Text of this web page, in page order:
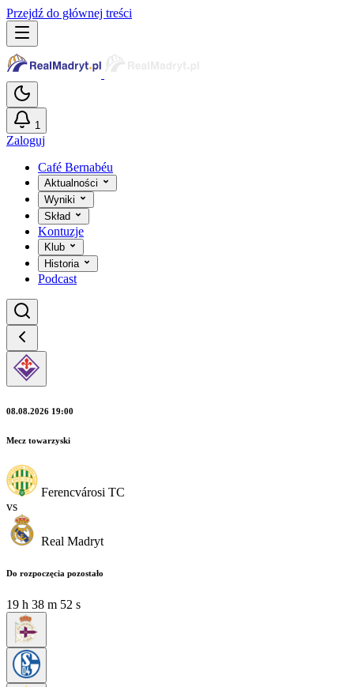
Przejdź do głównej treści
1
Zaloguj
Café Bernabéu
Aktualności
Wyniki
Skład
Kontuzje
Klub
Historia
Podcast
08.08.2026 19:00
Mecz towarzyski
Ferencvárosi TC
vs
Real Madryt
Do rozpoczęcia pozostało
19 h 38 m 52 s